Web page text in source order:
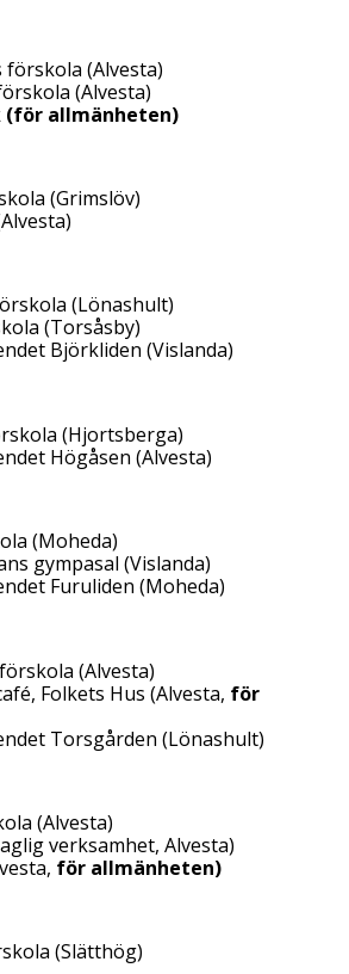
förskola (Alvesta)
(Alvesta)
(för allmänheten)
(Grimslöv)
(Lönashult)
(Torsåsby)
Björkliden (Vislanda)
(Hjortsberga)
Högåsen (Alvesta)
(Moheda)
gympasal (Vislanda)
Furuliden (Moheda)
(Alvesta)
Folkets Hus (Alvesta, för
Torsgården (Lönashult)
(Alvesta)
verksamhet, Alvesta)
för allmänheten)
(Slätthög)